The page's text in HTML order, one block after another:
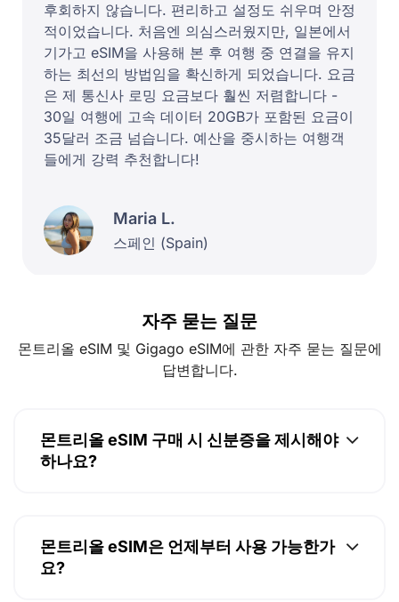
후회하지 않습니다. 편리하고 설정도 쉬우며 안정
적이었습니다. 처음엔 의심스러웠지만, 일본에서
기가고 eSIM을 사용해 본 후 여행 중 연결을 유지
하는 최선의 방법임을 확신하게 되었습니다. 요금
은 제 통신사 로밍 요금보다 훨씬 저렴합니다 -
30일 여행에 고속 데이터 20GB가 포함된 요금이
35달러 조금 넘습니다. 예산을 중시하는 여행객
들에게 강력 추천합니다!
Maria L.
스페인 (Spain)
자주 묻는 질문
몬트리올 eSIM 및 Gigago eSIM에 관한 자주 묻는 질문에
답변합니다.
몬트리올 eSIM 구매 시 신분증을 제시해야
하나요?
몬트리올 eSIM은 언제부터 사용 가능한가
요?